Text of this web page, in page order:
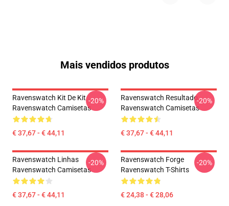
Mais vendidos produtos
Ravenswatch Kit De Kit
Ravenswatch Camisetas
€ 37,67 - € 44,11
-20%
Ravenswatch Resultado
Ravenswatch Camisetas
€ 37,67 - € 44,11
-20%
Ravenswatch Linhas
Ravenswatch Camisetas
€ 37,67 - € 44,11
-20%
Ravenswatch Forge
Ravenswatch T-Shirts
€ 24,38 - € 28,06
-20%